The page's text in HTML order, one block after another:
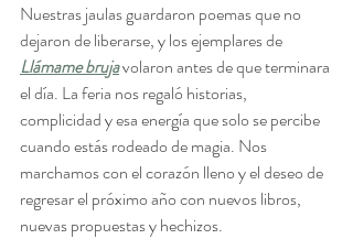
Nuestras jaulas guardaron poemas que no
dejaron de liberarse, y los ejemplares de
Llámame brujavolaron antes de que terminara
el día. La feria nos regaló historias,
complicidad y esa energía que solo se percibe
cuando estás rodeado de magia. Nos
marchamos con el corazón lleno y el deseo de
regresar el próximo año con nuevos libros,
nuevas propuestas y hechizos.